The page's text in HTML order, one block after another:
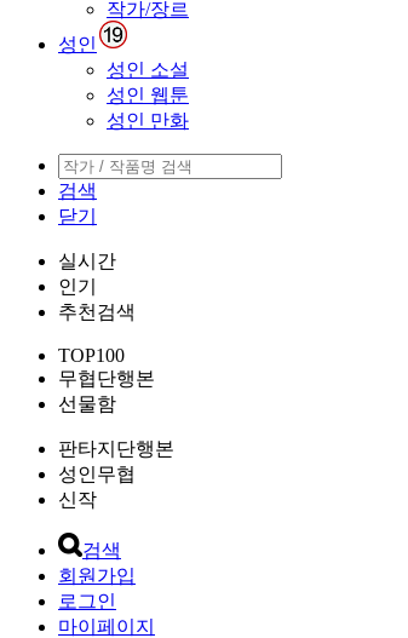
작가/장르
성인
성인 소설
성인 웹툰
성인 만화
검색
닫기
실시간
인기
추천검색
TOP100
무협단행본
선물함
판타지단행본
성인무협
신작
검색
회원가입
로그인
마이페이지